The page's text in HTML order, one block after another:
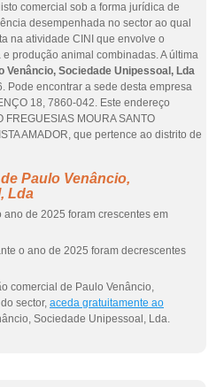
comercial sob a forma jurídica de
desempenhada no sector ao qual
na atividade CINI que envolve o
produção animal combinadas. A última
Venâncio, Sociedade Unipessoal, Lda
Pode encontrar a sede desta empresa
18, 7860-042. Este endereço
MOURA SANTO
AMADOR, que pertence ao distrito de
Paulo Venâncio,
Lda
de 2025 foram crescentes em
o ano de 2025 foram decrescentes
comercial de Paulo Venâncio,
sector, aceda gratuitamente ao
Sociedade Unipessoal, Lda.